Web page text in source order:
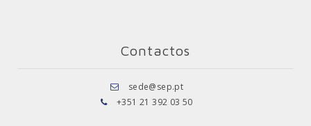
Contactos
sede@sep.pt
+351 21 392 03 50